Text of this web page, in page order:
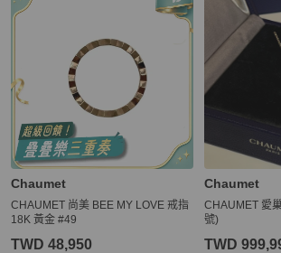
Chaumet
CHAUMET 尚美 BEE MY LOVE 戒指
18K 黃金 #49
TWD 48,950
Chaumet
CHAUMET 愛
號)
TWD